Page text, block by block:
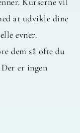
at udvikle dine
evner.
dem så ofte du
er ingen